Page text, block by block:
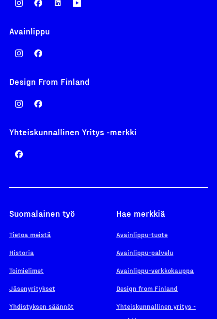
Avainlippu
Design From Finland
Yhteiskunnallinen Yritys -merkki
Suomalainen työ
Tietoa meistä
Historia
Toimielimet
Jäsenyritykset
Yhdistyksen säännöt
Hae merkkiä
Avainlippu-tuote
Avainlippu-palvelu
Avainlippu-verkkokauppa
Design from Finland
Yhteiskunnallinen yritys -